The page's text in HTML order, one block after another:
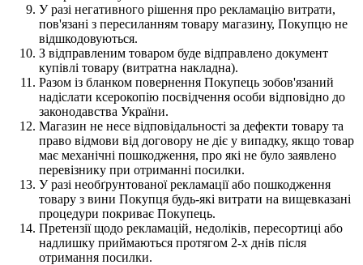
У разі негативного рішення про рекламацію витрати,
пов'язані з пересиланням товару магазину, Покупцю не
відшкодовуються.
З відправленим товаром буде відправлено документ
купівлі товару (витратна накладна).
Разом із бланком повернення Покупець зобов'язаний
надіслати ксерокопію посвідчення особи відповідно до
законодавства України.
Магазин не несе відповідальності за дефекти товару та
право відмови від договору не діє у випадку, якщо товар
має механічні пошкодження, про які не було заявлено
перевізнику при отриманні посилки.
У разі необґрунтованої рекламації або пошкодження
товару з вини Покупця будь-які витрати на вищевказані
процедури покриває Покупець.
Претензії щодо рекламацій, недоліків, пересортиці або
надлишку приймаються протягом 2-х днів після
отримання посилки.